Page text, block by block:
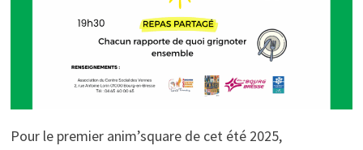
Pour le premier anim’square de cet été 2025,